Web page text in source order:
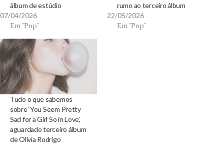
álbum de estúdio
07/04/2026
Em "Pop"
rumo ao terceiro álbum
22/05/2026
Em "Pop"
Tudo o que sabemos
sobre ‘You Seem Pretty
Sad for a Girl So in Love’,
aguardado terceiro álbum
de Olivia Rodrigo